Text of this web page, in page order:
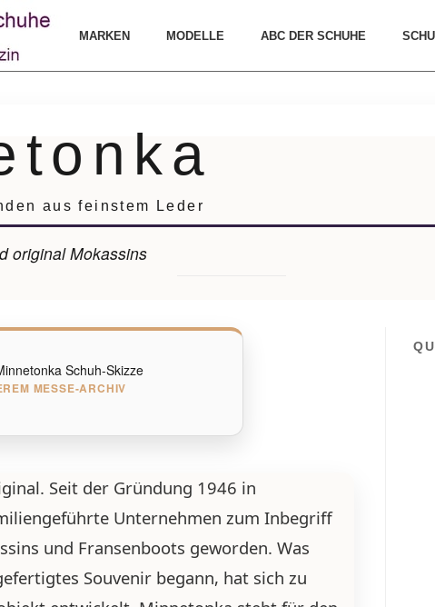
MARKEN MODELLE ABC DER SCHUHE
aus feinstem Leder
original Mokassins
MESSE-ARCHIV
Seit der Gründung 1946 in
Unternehmen zum Inbegriff
und Fransenboots geworden. Was
Souvenir begann, hat sich zu